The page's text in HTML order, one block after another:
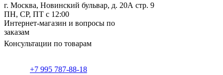
г. Москва, Новинский бульвар, д. 20А стр. 9
ПН, СР, ПТ с 12:00
Интернет-магазин и вопросы по
заказам
Консультации по товарам
+7 995 787-88-18